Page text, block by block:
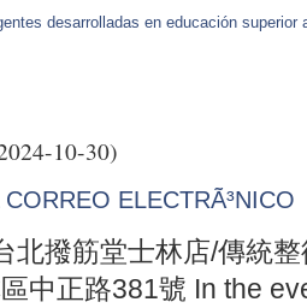
desarrolladas en educación
10-30)
ELECTRÃ³NICO
北撥筋堂士林店/傳統
中正路381號 In the